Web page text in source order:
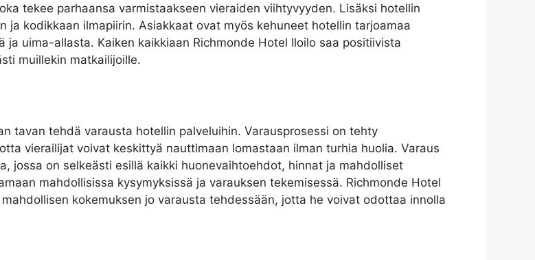
tekee parhaansa varmistaakseen vieraiden viihtyvyyden. Lisäksi hotellin
kodikkaan ilmapiirin. Asiakkaat ovat myös kehuneet hotellin tarjoamaa
uima-allasta. Kaiken kaikkiaan Richmonde Hotel Iloilo saa positiivista
muillekin matkailijoille.
tavan tehdä varausta hotellin palveluihin. Varausprosessi on tehty
vierailijat voivat keskittyä nauttimaan lomastaan ilman turhia huolia. Varaus
jossa on selkeästi esillä kaikki huonevaihtoehdot, hinnat ja mahdolliset
mahdollisissa kysymyksissä ja varauksen tekemisessä. Richmonde Hotel
kokemuksen jo varausta tehdessään, jotta he voivat odottaa innolla